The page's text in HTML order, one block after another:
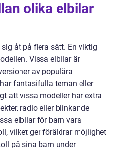
olika elbilar
åt på flera sätt. En viktig
Vissa elbilar är
av populära
fantasifulla teman eller
att vissa modeller har extra
radio eller blinkande
elbilar för barn vara
vilket ger föräldrar möjlighet
på sina barn under